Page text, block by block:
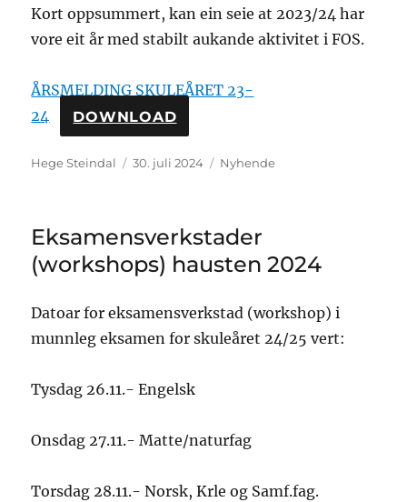
Kort oppsummert, kan ein seie at 2023/24 har
vore eit år med stabilt aukande aktivitet i FOS.
ÅRSMELDING SKULEÅRET 23-
24
DOWNLOAD
Hege Steindal 30. juli 2024 Nyhende
Eksamensverkstader
(workshops) hausten 2024
Datoar for eksamensverkstad (workshop) i
munnleg eksamen for skuleåret 24/25 vert:
Tysdag 26.11.- Engelsk
Onsdag 27.11.- Matte/naturfag
Torsdag 28.11.- Norsk, Krle og Samf.fag.